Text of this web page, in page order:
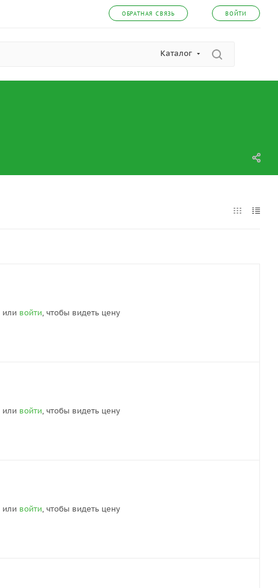
ОБРАТНАЯ СВЯЗЬ ВОЙТИ
Каталог
или войти, чтобы видеть цену
или войти, чтобы видеть цену
или войти, чтобы видеть цену